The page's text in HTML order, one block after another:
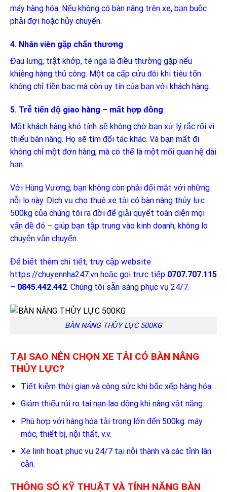
máy hàng hóa. Nếu không có bàn nâng trên xe, bạn buộc
phải đợi hoặc hủy chuyến.
4. Nhân viên gặp chấn thương
Đau lưng, trật khớp, té ngã là điều thường gặp nếu
khiêng hàng thủ công. Một ca cấp cứu đôi khi tiêu tốn
không chỉ tiền bạc mà còn uy tín của bạn với khách hàng.
5. Trễ tiến độ giao hàng – mất hợp đồng
Một khách hàng khó tính sẽ không chờ bạn xử lý rắc rối vì
thiếu bàn nâng. Họ sẽ tìm đối tác khác. Và bạn mất đi
không chỉ một đơn hàng, mà có thể là một mối quan hệ dài
hạn.
Với Hùng Vương, bạn không còn phải đối mặt với những
nỗi lo này. Dịch vụ cho thuê xe tải có bàn nâng thủy lực
500kg của chúng tôi ra đời để giải quyết toàn diện mọi
vấn đề đó – giúp bạn tập trung vào kinh doanh, không lo
chuyện vận chuyển.
Để biết thêm chi tiết, truy cập website
https://chuyennha247.vn hoặc gọi trực tiếp 0707.707.115
– 0845.442.442. Chúng tôi sẵn sàng phục vụ 24/7.
BÀN NÂNG THỦY LỰC 500KG
TẠI SAO NÊN CHỌN XE TẢI CÓ BÀN NÂNG
THỦY LỰC?
Tiết kiệm thời gian và công sức khi bốc xếp hàng hóa.
Giảm thiểu rủi ro tai nạn lao động khi nâng vật nặng.
Phù hợp với hàng hóa tải trọng lớn đến 500kg: máy
móc, thiết bị, nội thất, v.v.
Xe linh hoạt phục vụ 24/7 tại nội thành và các tỉnh lân
cận.
THÔNG SỐ KỸ THUẬT VÀ TÍNH NĂNG BÀN